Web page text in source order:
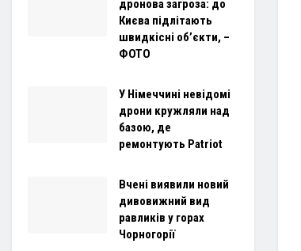
дронова загроза: до
Києва підлітають
швидкісні об’єкти, –
ФОТО
У Німеччині невідомі
дрони кружляли над
базою, де
ремонтують Patriot
Вчені виявили новий
дивовижний вид
равликів у горах
Чорногорії